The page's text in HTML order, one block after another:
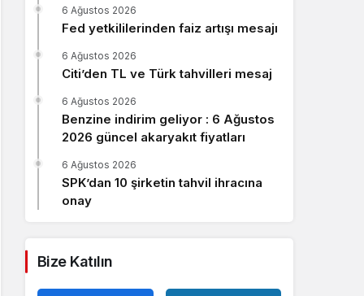
Sistem Modu
Sistem modunu seçin.
Fed yetkililerinden faiz artışı mesajı
6 Ağustos 2026
Citi’den TL ve Türk tahvilleri mesaj
6 Ağustos 2026
Benzine indirim geliyor : 6 Ağustos
2026 güncel akaryakıt fiyatları
6 Ağustos 2026
SPK’dan 10 şirketin tahvil ihracına
onay
6 Ağustos 2026
Bize Katılın